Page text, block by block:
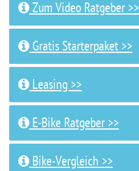
Zum Video Ratgeber >>
Gratis Starterpaket >>
Leasing >>
E-Bike Ratgeber >>
Bike-Vergleich >>